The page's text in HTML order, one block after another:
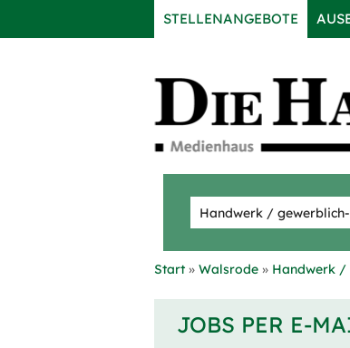
STELLENANGEBOTE
Start Walsrode Handwerk /
JOBS PER E-